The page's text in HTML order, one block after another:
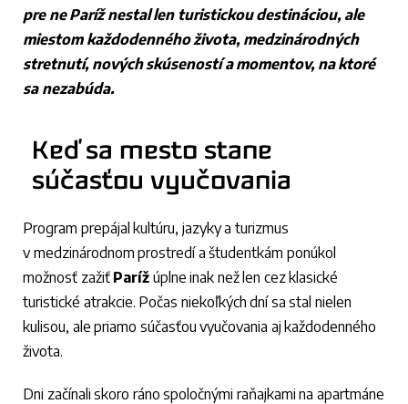
pre ne Paríž nestal len turistickou destináciou, ale
miestom každodenného života, medzinárodných
stretnutí, nových skúseností a momentov, na ktoré
sa nezabúda.
Keď sa mesto stane
súčasťou vyučovania
Program prepájal kultúru, jazyky a turizmus
v medzinárodnom prostredí a študentkám ponúkol
možnosť zažiť Paríž úplne inak než len cez klasické
turistické atrakcie. Počas niekoľkých dní sa stal nielen
kulisou, ale priamo súčasťou vyučovania aj každodenného
života.
Dni začínali skoro ráno spoločnými raňajkami na apartmáne